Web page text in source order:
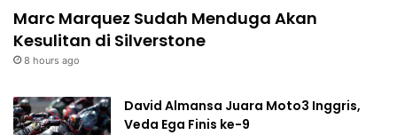
Marc Marquez Sudah Menduga Akan
Kesulitan di Silverstone
8 hours ago
David Almansa Juara Moto3 Inggris,
Veda Ega Finis ke-9